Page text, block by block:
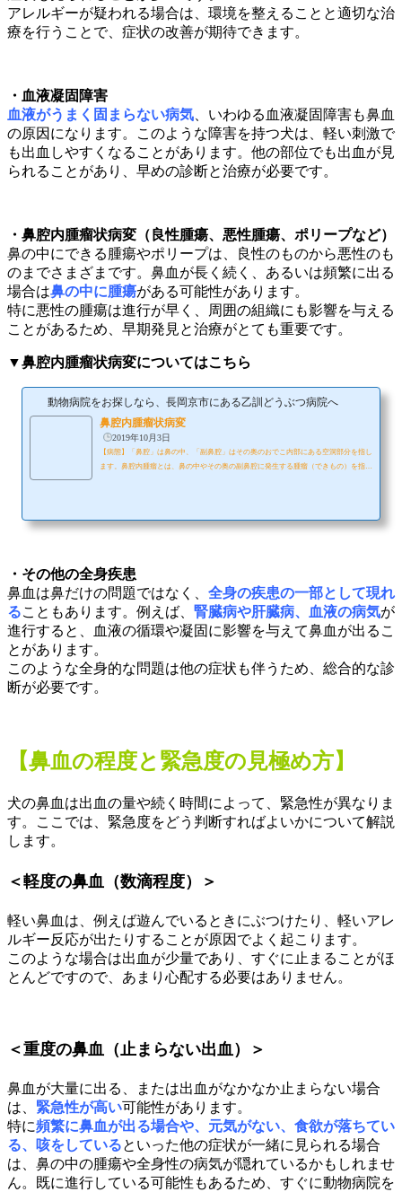
アレルギーが疑われる場合は、環境を整えることと適切な治
療を行うことで、症状の改善が期待できます。
・血液凝固障害
血液がうまく固まらない病気 、いわゆる血液凝固障害も鼻血
の原因になります。このような障害を持つ犬は、軽い刺激で
も出血しやすくなることがあります。他の部位でも出血が見
られることがあり、早めの診断と治療が必要です。
・鼻腔内腫瘤状病変（良性腫瘍、悪性腫瘍、ポリープなど）
鼻の中にできる腫瘍やポリープは、良性のものから悪性のも
のまでさまざまです。鼻血が長く続く、あるいは頻繁に出る
場合は鼻の中に腫瘍がある可能性があります。
特に悪性の腫瘍は進行が早く、周囲の組織にも影響を与える
ことがあるため、早期発見と治療がとても重要です。
▼鼻腔内腫瘤状病変についてはこちら
動物病院をお探しなら、長岡京市にある乙訓どうぶつ病院へ
鼻腔内腫瘤状病変
2019年10月3日
【病態】「鼻腔」は鼻の中、「副鼻腔」はその奥のおでこ内部にある空洞部分を指し
ます。鼻腔内腫瘤とは、鼻の中やその奥の副鼻腔に発生する腫瘤（できもの）を指す
す。一方、扁平上皮癌や骨肉腫は進行が早く、全身に転移することもあるため、より
・その他の全身疾患
鼻血は鼻だけの問題ではなく、 全身の疾患の一部として現れ
ることもあります。例えば、 腎臓病や肝臓病、血液の病気が
進行すると、血液の循環や凝固に影響を与えて鼻血が出るこ
とがあります。
このような全身的な問題は他の症状も伴うため、総合的な診
断が必要です。
【鼻血の程度と緊急度の見極め方】
犬の鼻血は出血の量や続く時間によって、緊急性が異なりま
す。ここでは、緊急度をどう判断すればよいかについて解説
します。
＜軽度の鼻血（数滴程度）＞
軽い鼻血は、例えば遊んでいるときにぶつけたり、軽いアレ
ルギー反応が出たりすることが原因でよく起こります。
このような場合は出血が少量であり、すぐに止まることがほ
とんどですので、あまり心配する必要はありません。
＜重度の鼻血（止まらない出血）＞
鼻血が大量に出る、または出血がなかなか止まらない場合
は、 緊急性が高い可能性があります。
特に頻繁に鼻血が出る場合や、元気がない、食欲が落ちてい
る、咳をしているといった他の症状が一緒に見られる場合
は、 鼻の中の腫瘍や全身性の病気が隠れているかもしれませ
ん。既に進行している可能性もあるため、すぐに動物病院を